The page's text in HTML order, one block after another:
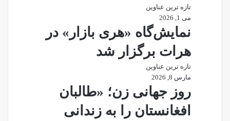
تازه ترین عناوین
می 1, 2026
نمایش‌گاه «هری بازار» در
هرات برگزار شد
تازه ترین عناوین
مارس 8, 2026
روز جهانی زن؛ «طالبان
افغانستان را به زندانی